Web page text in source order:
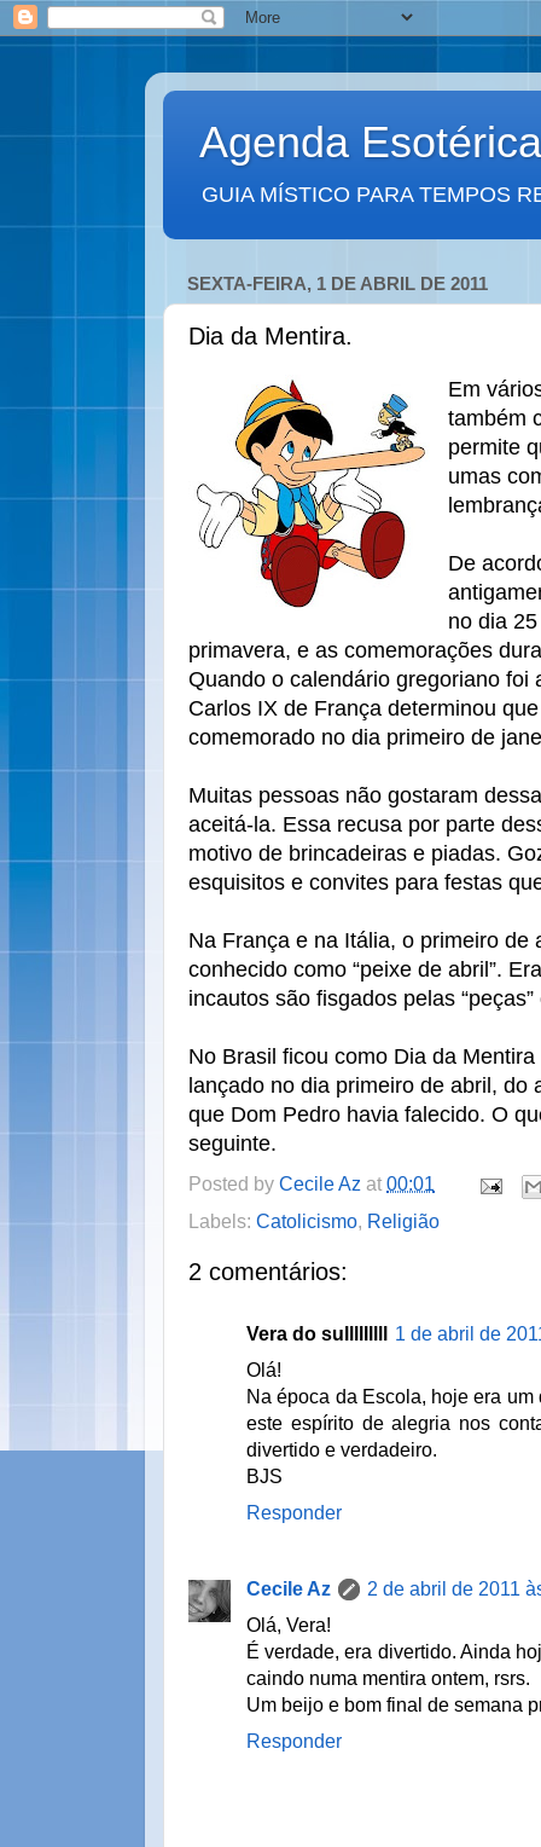
Agenda Esotérica
GUIA MÍSTICO PARA TEMPOS
SEXTA-FEIRA, 1 DE ABRIL DE 2011
Dia da Mentira.
Em
também
permite
umas
De
no dia
primavera, e as comemorações
Quando o calendário gregoriano foi
Carlos IX de França determinou
comemorado no dia primeiro de
Muitas pessoas não gostaram
aceitá-la. Essa recusa por parte
motivo de brincadeiras e piadas.
esquisitos e convites para festas
Na França e na Itália, o primeiro de
conhecido como “peixe de abril”.
incautos são fisgados pelas
No Brasil ficou como Dia da
lançado no dia primeiro de abril,
que Dom Pedro havia falecido. O
seguinte.
Posted by Cecile Az at 00:01
Labels: Catolicismo, Religião
2 comentários:
Vera do sulllllllll
1 de abril de
Olá!
Na época da Escola, hoje era
este espírito de alegria nos
divertido e verdadeiro.
BJS
Responder
Cecile Az
2 de abril de 2011
Olá, Vera!
É verdade, era divertido. Ainda
caindo numa mentira ontem, rsrs.
Um beijo e bom final de semana
Responder